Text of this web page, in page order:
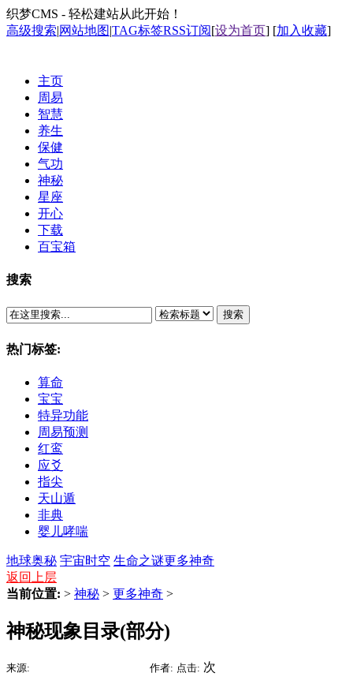
织梦CMS - 轻松建站从此开始！
高级搜索|网站地图|TAG标签RSS订阅[设为首页] [加入收藏]
主页
周易
智慧
养生
保健
气功
神秘
星座
开心
下载
百宝箱
搜索
搜索
热门标签:
算命
宝宝
特异功能
周易预测
红鸾
应爻
指尖
天山遁
非典
婴儿哮喘
地球奥秘 宇宙时空 生命之谜更多神奇
返回上层
当前位置: > 神秘 > 更多神奇 >
神秘现象目录(部分)
来源: 作者: 点击: 次